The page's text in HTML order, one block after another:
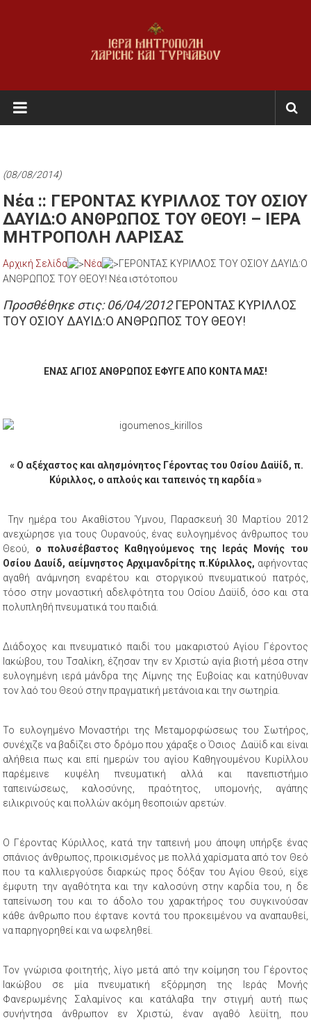
Ι.Μ.
Λαρίσης
Τυρνάβου
Εκκλησία
της
Ελλάδος
(08/08/2014)
Νέα :: ΓΕΡΟΝΤΑΣ ΚΥΡΙΛΛΟΣ ΤΟΥ ΟΣΙΟΥ
ΔΑΥΙΔ:Ο ΑΝΘΡΩΠΟΣ ΤΟΥ ΘΕΟΥ! – ΙΕΡΑ
ΜΗΤΡΟΠΟΛΗ ΛΑΡΙΣΑΣ
Αρχική Σελίδα Νέα
ΓΕΡΟΝΤΑΣ ΚΥΡΙΛΛΟΣ ΤΟΥ ΟΣΙΟΥ ΔΑΥΙΔ:Ο
ΑΝΘΡΩΠΟΣ ΤΟΥ ΘΕΟΥ! Νέα ιστότοπου
Προσθέθηκε στις: 06/04/2012ΓΕΡΟΝΤΑΣ ΚΥΡΙΛΛΟΣ
ΤΟΥ ΟΣΙΟΥ ΔΑΥΙΔ:Ο ΑΝΘΡΩΠΟΣ ΤΟΥ ΘΕΟΥ!
ΕΝΑΣ ΑΓΙΟΣ ΑΝΘΡΩΠΟΣ ΕΦΥΓΕ ΑΠΟ ΚΟΝΤΑ ΜΑΣ!
« Ο αξέχαστος και αλησμόνητος Γέροντας του Οσίου Δαϋίδ, π.
Κύριλλος, ο απλούς και ταπεινός τη καρδία »
Την ημέρα του Ακαθίστου Ύμνου, Παρασκευή 30 Μαρτίου 2012
ανεχώρησε για τους Ουρανούς, ένας ευλογημένος άνθρωπος του
Θεού, ο πολυσέβαστος Καθηγούμενος της Ιεράς Μονής του
Οσίου Δαυίδ, αείμνηστος Αρχιμανδρίτης π.Κύριλλος, αφήνοντας
αγαθή ανάμνηση εναρέτου και στοργικού πνευματικού πατρός,
τόσο στην μοναστική αδελφότητα του Οσίου Δαϋίδ, όσο και στα
πολυπληθή πνευματικά του παιδιά.
Διάδοχος και πνευματικό παιδί του μακαριστού Αγίου Γέροντος
Ιακώβου, του Τσαλίκη, έζησαν την εν Χριστώ αγία βιοτή μέσα στην
ευλογημένη ιερά μάνδρα της Λίμνης της Ευβοίας και κατηύθυναν
τον λαό του Θεού στην πραγματική μετάνοια και την σωτηρία.
Το ευλογημένο Μοναστήρι της Μεταμορφώσεως του Σωτήρος,
συνέχιζε να βαδίζει στο δρόμο που χάραξε ο Όσιος Δαϋίδ και είναι
αλήθεια πως και επί ημερών του αγίου Καθηγουμένου Κυρίλλου
παρέμεινε κυψέλη πνευματική αλλά και πανεπιστήμιο
ταπεινώσεως, καλοσύνης, πραότητος, υπομονής, αγάπης
ειλικρινούς και πολλών ακόμη θεοποιών αρετών.
Ο Γέροντας Κύριλλος, κατά την ταπεινή μου άποψη υπήρξε ένας
σπάνιος άνθρωπος, προικισμένος με πολλά χαρίσματα από τον Θεό
που τα καλλιεργούσε διαρκώς προς δόξαν του Αγίου Θεού, είχε
έμφυτη την αγαθότητα και την καλοσύνη στην καρδία του, η δε
ταπείνωση του και το άδολο του χαρακτήρος του συγκινούσαν
κάθε άνθρωπο που έφτανε κοντά του προκειμένου να αναπαυθεί,
να παρηγορηθεί και να ωφεληθεί.
Τον γνώρισα φοιτητής, λίγο μετά από την κοίμηση του Γέροντος
Ιακώβου σε μία πνευματική εξόρμηση της Ιεράς Μονής
Φανερωμένης Σαλαμίνος και κατάλαβα την στιγμή αυτή πως
συνήντησα άνθρωπον εν Χριστώ, έναν αγαθό λεϋίτη, που